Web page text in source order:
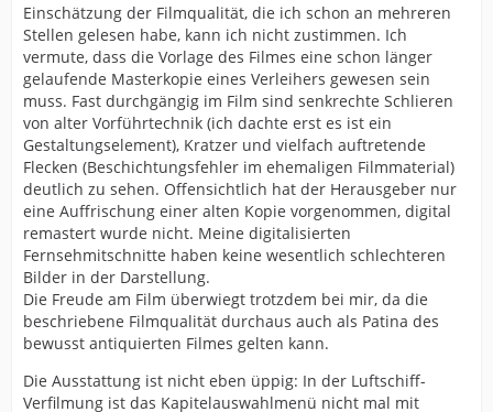
Einschätzung der Filmqualität, die ich schon an mehreren
Stellen gelesen habe, kann ich nicht zustimmen. Ich
vermute, dass die Vorlage des Filmes eine schon länger
gelaufende Masterkopie eines Verleihers gewesen sein
muss. Fast durchgängig im Film sind senkrechte Schlieren
von alter Vorführtechnik (ich dachte erst es ist ein
Gestaltungselement), Kratzer und vielfach auftretende
Flecken (Beschichtungsfehler im ehemaligen Filmmaterial)
deutlich zu sehen. Offensichtlich hat der Herausgeber nur
eine Auffrischung einer alten Kopie vorgenommen, digital
remastert wurde nicht. Meine digitalisierten
Fernsehmitschnitte haben keine wesentlich schlechteren
Bilder in der Darstellung.
Die Freude am Film überwiegt trotzdem bei mir, da die
beschriebene Filmqualität durchaus auch als Patina des
bewusst antiquierten Filmes gelten kann.
Die Ausstattung ist nicht eben üppig: In der Luftschiff-
Verfilmung ist das Kapitelauswahlmenü nicht mal mit